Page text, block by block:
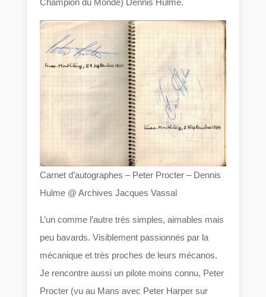
Champion du Monde) Dennis Hulme.
Carnet d’autographes – Peter Procter – Dennis
Hulme @ Archives Jacques Vassal
L’un comme l’autre très simples, aimables mais
peu bavards. Visiblement passionnés par la
mécanique et très proches de leurs mécanos.
Je rencontre aussi un pilote moins connu, Peter
Procter (vu au Mans avec Peter Harper sur